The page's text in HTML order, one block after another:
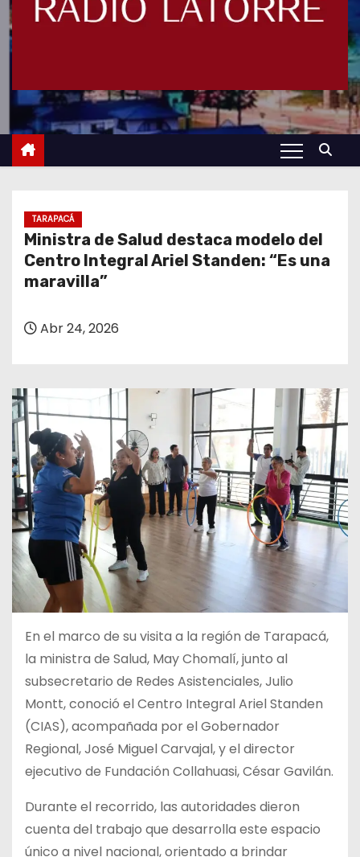
TARAPACÁ
Ministra de Salud destaca modelo del
Centro Integral Ariel Standen: “Es una
maravilla”
Abr 24, 2026
En el marco de su visita a la región de Tarapacá,
la ministra de Salud, May Chomalí, junto al
subsecretario de Redes Asistenciales, Julio
Montt, conoció el Centro Integral Ariel Standen
(CIAS), acompañada por el Gobernador
Regional, José Miguel Carvajal, y el director
ejecutivo de Fundación Collahuasi, César Gavilán.
Durante el recorrido, las autoridades dieron
cuenta del trabajo que desarrolla este espacio
único a nivel nacional, orientado a brindar